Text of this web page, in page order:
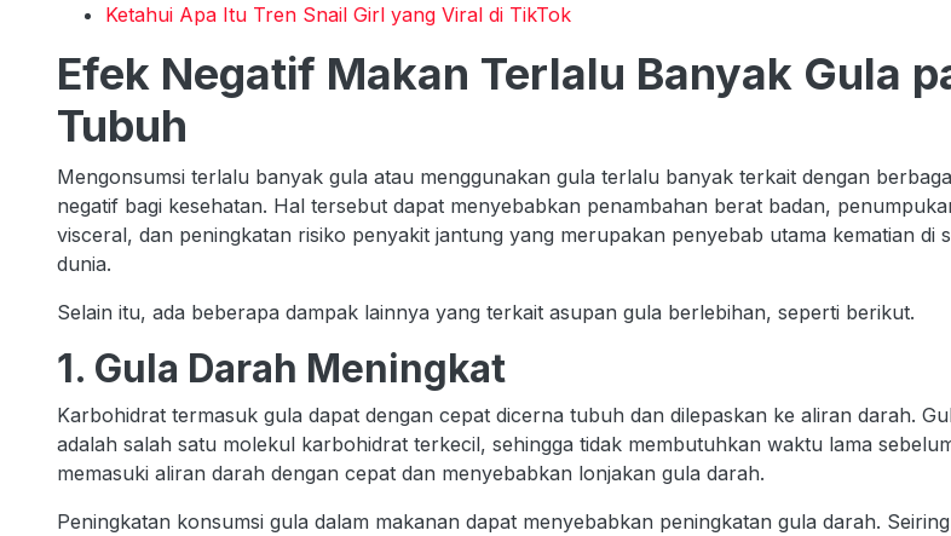
Ketahui Apa Itu Tren Snail Girl yang Viral di TikTok
Efek Negatif Makan Terlalu Banyak Gula
Tubuh
Mengonsumsi terlalu banyak gula atau menggunakan gula terlalu banyak terkait dengan
negatif bagi kesehatan. Hal tersebut dapat menyebabkan penambahan berat badan,
visceral, dan peningkatan risiko penyakit jantung yang merupakan penyebab utama kematian di
dunia.
Selain itu, ada beberapa dampak lainnya yang terkait asupan gula berlebihan, seperti berikut.
1. Gula Darah Meningkat
Karbohidrat termasuk gula dapat dengan cepat dicerna tubuh dan dilepaskan ke aliran darah.
adalah salah satu molekul karbohidrat terkecil, sehingga tidak membutuhkan waktu lama
memasuki aliran darah dengan cepat dan menyebabkan lonjakan gula darah.
Peningkatan konsumsi gula dalam makanan dapat menyebabkan peningkatan gula darah. Seiring